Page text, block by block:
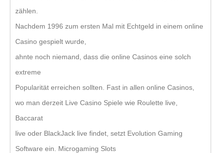
zählen.
Nachdem 1996 zum ersten Mal mit Echtgeld in einem online
Casino gespielt wurde,
ahnte noch niemand, dass die online Casinos eine solch
extreme
Popularität erreichen sollten. Fast in allen online Casinos,
wo man derzeit Live Casino Spiele wie Roulette live,
Baccarat
live oder BlackJack live findet, setzt Evolution Gaming
Software ein. Microgaming Slots